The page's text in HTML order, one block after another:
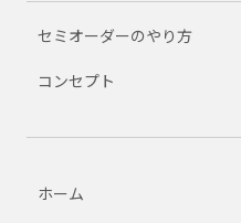
セミオーダーのやり方
コンセプト
ホーム